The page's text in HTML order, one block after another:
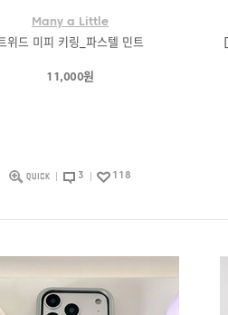
Many a Little
위드 미피 키링_파스텔 민트
11,000원
3 118